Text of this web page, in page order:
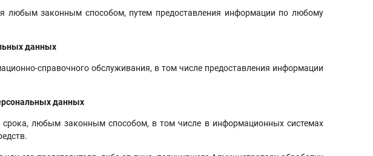
способом, путем предоставления информации по любому
данных
справочного обслуживания, в том числе предоставления информации
данных
любым законным способом, в том числе в информационных системах